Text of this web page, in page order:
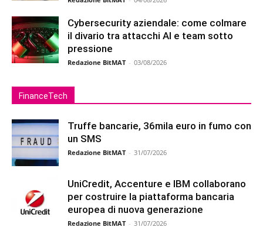
Cybersecurity aziendale: come colmare
il divario tra attacchi AI e team sotto
pressione
Redazione BitMAT - 03/08/2026
FinanceTech
Truffe bancarie, 36mila euro in fumo con
un SMS
Redazione BitMAT - 31/07/2026
UniCredit, Accenture e IBM collaborano
per costruire la piattaforma bancaria
europea di nuova generazione
Redazione BitMAT - 31/07/2026